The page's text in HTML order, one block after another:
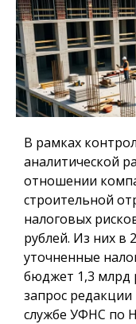
В рамках
аналитической
отношении
строительной
налоговых
рублей. Из них в
уточненные
бюджет 1,3 млрд
запрос
службе УФНС по